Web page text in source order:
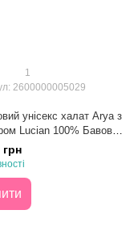
1
2600000005029
унісекс халат Arya з
Lucian 100% Бавовна
XL
грн